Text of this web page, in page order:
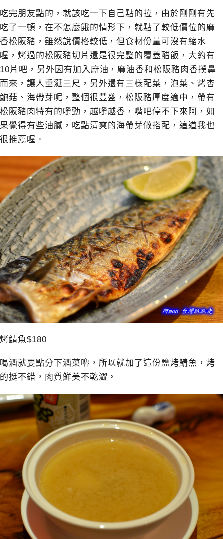
吃完朋友點的，就該吃一下自己點的拉，由於剛剛有先
吃了一頓，在不怎麼餓的情形下，就點了較低價位的麻
香松阪豬，雖然說價格較低，但食材份量可沒有縮水
喔，烤過的松阪豬切片還是很完整的覆蓋醋飯，大約有
10片吧，另外因有加入麻油，麻油香和松阪豬肉香撲鼻
而來，讓人垂涎三尺，另外還有三樣配菜，泡菜、烤杏
鮑菇、海帶芽呢，整個很豐盛，松阪豬厚度適中，帶有
松阪豬肉特有的嚼勁，越嚼越香，嘴吧停不下來阿，如
果覺得有些油膩，吃點清爽的海帶芽做搭配，這道我也
很推薦喔。
烤鯖魚$180
喝酒就要點分下酒菜嚕，所以就加了這份鹽烤鯖魚，烤
的挺不錯，肉質鮮美不乾澀。